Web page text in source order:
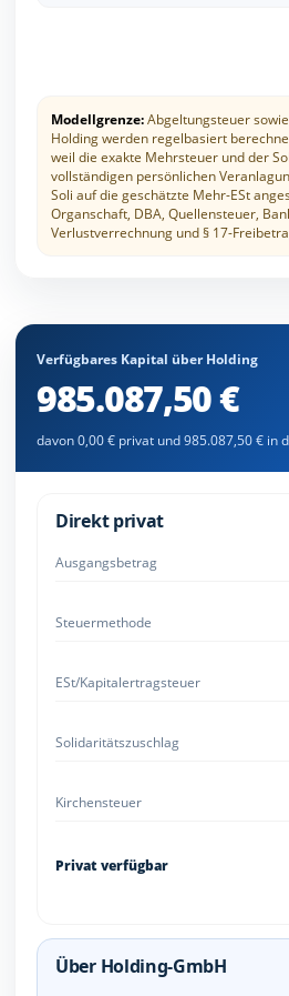
Modellgrenze:Abgeltungsteuer
Holding werden regelbasiert
weil die exakte Mehrsteuer und der
vollständigen persönlichen
Soli auf die geschätzte Mehr-ESt
Organschaft, DBA, Quellensteuer,
Verlustverrechnung und § 17-
Verfügbares Kapital über Holding
985.087,50 €
davon 0,00 € privat und 985.087,50 € in
Direkt privat
Ausgangsbetrag
Steuermethode
ESt/Kapitalertragsteuer
Solidaritätszuschlag
Kirchensteuer
Privat verfügbar
Über Holding-GmbH